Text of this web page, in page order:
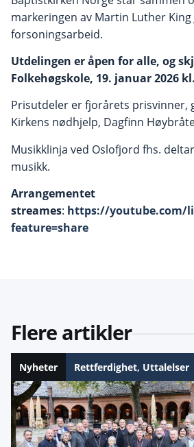
markeringen av Martin Luther King
forsoningsarbeid.
Utdelingen er åpen for alle, og
Folkehøgskole, 19. januar 2026
Prisutdeler er fjorårets prisvinner,
Kirkens nødhjelp, Dagfinn
Musikklinja ved Oslofjord fhs.
musikk.
Arrangementet
streames: https://youtube.com/
feature=share
Flere artikler
Nyheter Rettferdighet, Uttalelser